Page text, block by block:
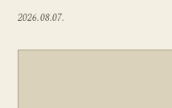
2026.08.07.